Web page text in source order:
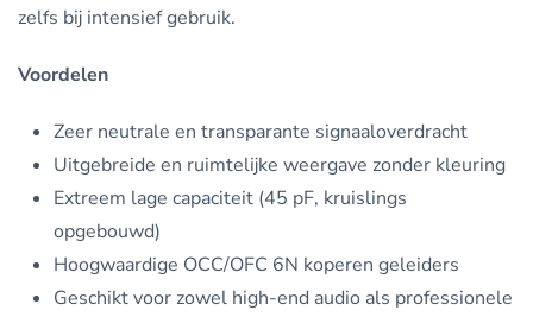
zelfs bij intensief gebruik.
Voordelen
Zeer neutrale en transparante signaaloverdracht
Uitgebreide en ruimtelijke weergave zonder kleuring
Extreem lage capaciteit (45 pF, kruislings
opgebouwd)
Hoogwaardige OCC/OFC 6N koperen geleiders
Geschikt voor zowel high-end audio als professionele